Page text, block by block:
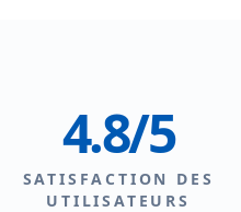
4.8/5
SATISFACTION DES
UTILISATEURS